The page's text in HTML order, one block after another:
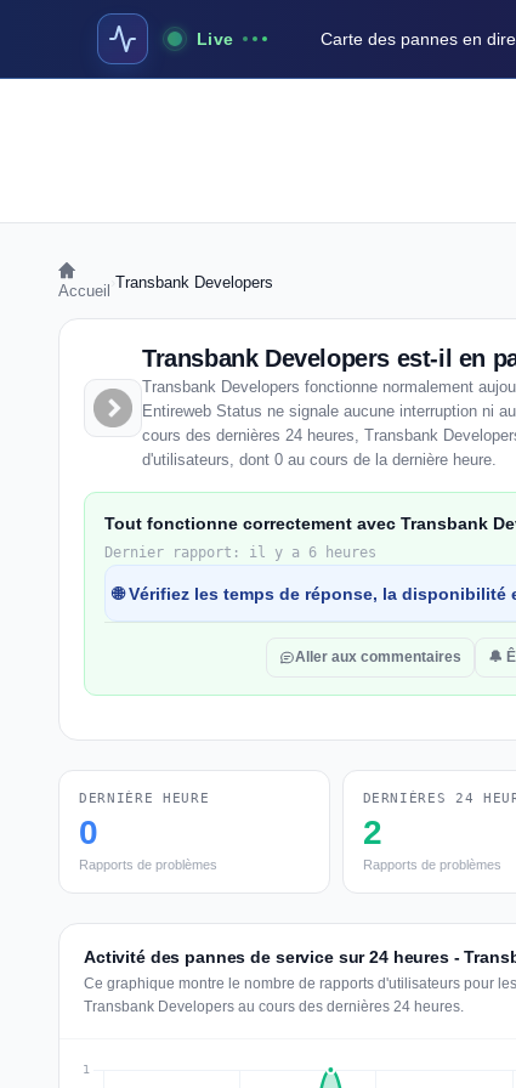
Live Carte des pannes en
Accueil Transbank Developers
Transbank Developers est-il en
Transbank Developers fonctionne normalement
Entireweb Status ne signale aucune interruption ni
cours des dernières 24 heures, Transbank
d'utilisateurs, dont 0 au cours de la dernière heure.
Tout fonctionne correctement avec Transbank
Dernier rapport: il y a 6 heures
🌐 Vérifiez les temps de réponse, la
Aller aux commentaires 🔔
DERNIÈRE HEURE
0
Rapports de problèmes
DERNIÈRES 24
2
Rapports de problèmes
Activité des pannes de service sur 24 heures -
Ce graphique montre le nombre de rapports d'utilisateurs pour
Transbank Developers au cours des dernières 24 heures.